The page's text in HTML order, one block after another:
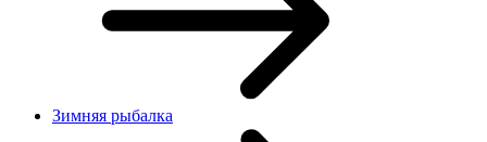
Зимняя рыбалка